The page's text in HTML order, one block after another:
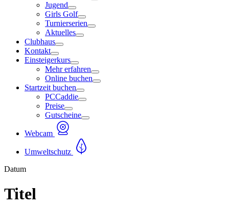
Jugend
Girls Golf
Turnierserien
Aktuelles
Clubhaus
Kontakt
Einsteigerkurs
Mehr erfahren
Online buchen
Startzeit buchen
PCCaddie
Preise
Gutscheine
Webcam
Umweltschutz
Datum
Titel